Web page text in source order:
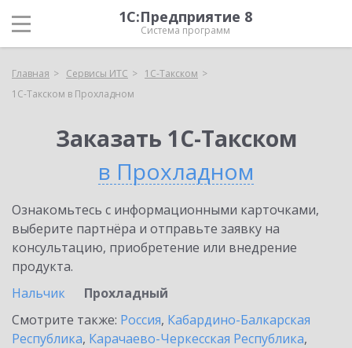
1С:Предприятие 8
Система программ
Главная Сервисы ИТС
1С-Такском
1С-Такском в Прохладном
Заказать 1С-Такском
в Прохладном
Ознакомьтесь с информационными карточками,
выберите партнёра и отправьте заявку на
консультацию, приобретение или внедрение
продукта.
Нальчик
Прохладный
Смотрите также: Россия, Кабардино-Балкарская
Республика, Карачаево-Черкесская Республика,